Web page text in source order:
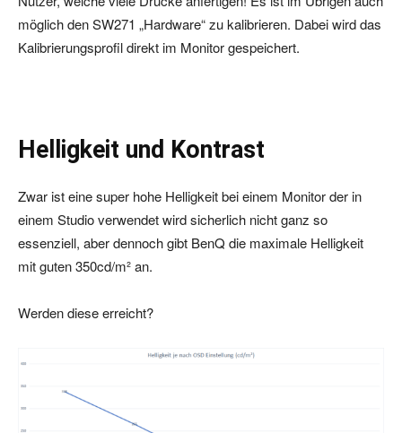
möglich den SW271 „Hardware“ zu kalibrieren. Dabei wird das
Kalibrierungsprofil direkt im Monitor gespeichert.
Helligkeit und Kontrast
Zwar ist eine super hohe Helligkeit bei einem Monitor der in
einem Studio verwendet wird sicherlich nicht ganz so
essenziell, aber dennoch gibt BenQ die maximale Helligkeit
mit guten 350cd/​m² an.
Werden diese erreicht?